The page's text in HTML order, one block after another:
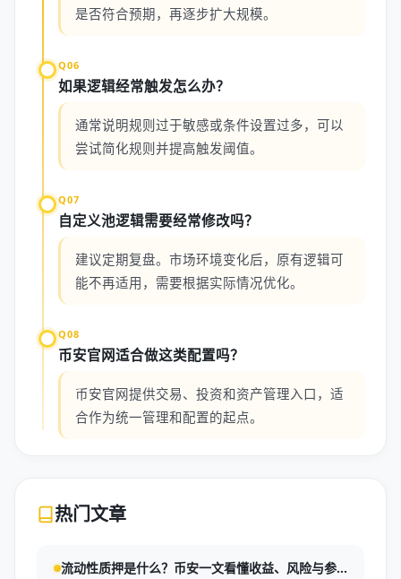
是否符合预期，再逐步扩大规模。
Q06
如果逻辑经常触发怎么办？
通常说明规则过于敏感或条件设置过多，可以
尝试简化规则并提高触发阈值。
Q07
自定义池逻辑需要经常修改吗？
建议定期复盘。市场环境变化后，原有逻辑可
能不再适用，需要根据实际情况优化。
Q08
币安官网适合做这类配置吗？
币安官网提供交易、投资和资产管理入口，适
合作为统一管理和配置的起点。
热门文章
流动性质押是什么？币安一文看懂收益、风险与参